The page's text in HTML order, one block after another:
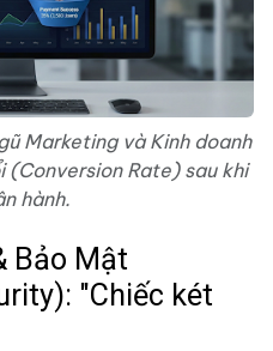
Marketing và Kinh doanh
Rate) sau khi
hành.
Bảo Mật
"Chiếc két